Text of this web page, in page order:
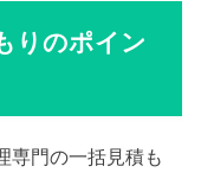
りのポイン
専門の一括見積も